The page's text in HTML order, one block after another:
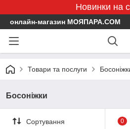
Новинки на
онлайн-магазин МОЯПАРА.COM
Товари та послуги
Босоніжки
Сортування 0